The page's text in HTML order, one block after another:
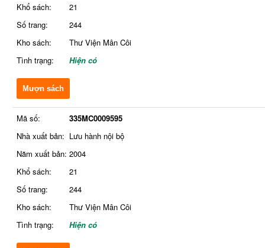
Khổ sách:
21
Số trang:
244
Kho sách:
Thư Viện Mân Côi
Tình trạng:
Hiện có
Mượn sách
Mã số:
335MC0009595
Nhà xuất bản: Lưu hành nội bộ
Năm xuất bản: 2004
Khổ sách:
21
Số trang:
244
Kho sách:
Thư Viện Mân Côi
Tình trạng:
Hiện có